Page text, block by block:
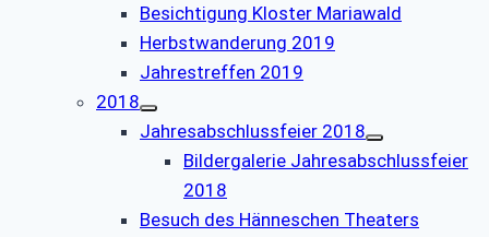
Besichtigung Kloster Mariawald
Herbstwanderung 2019
Jahrestreffen 2019
2018
Jahresabschlussfeier 2018
Bildergalerie Jahresabschlussfeier
2018
Besuch des Hänneschen Theaters